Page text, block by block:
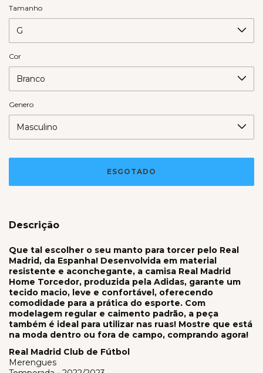
Tamanho
Cor
Genero
Descrição
Que tal escolher o seu manto para torcer pelo Real
Madrid, da Espanha! Desenvolvida em material
resistente e aconchegante, a camisa Real Madrid
Home Torcedor, produzida pela Adidas, garante um
tecido macio, leve e confortável, oferecendo
comodidade para a prática do esporte. Com
modelagem regular e caimento padrão, a peça
também é ideal para utilizar nas ruas! Mostre que está
na moda dentro ou fora de campo, comprando agora!
Real Madrid Club de Fútbol
Merengues